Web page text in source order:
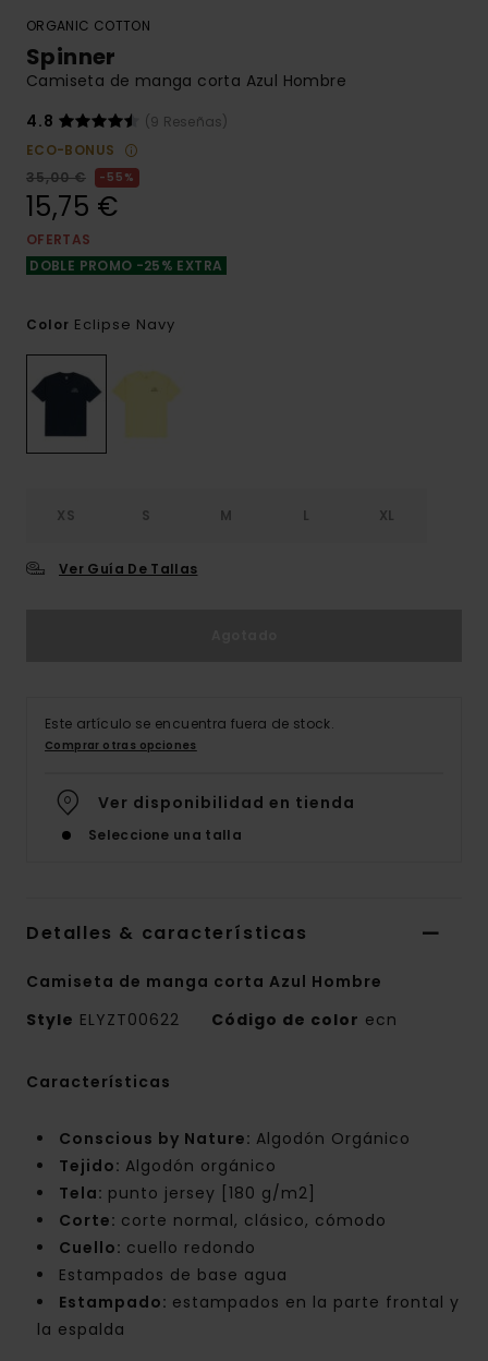
ORGANIC COTTON
Spinner
Camiseta de manga corta Azul Hombre
4.8
(9 Reseñas)
ECO-BONUS
35,00 €
55%
15,75 €
OFERTAS
DOBLE PROMO -25% EXTRA
Color Eclipse Navy
XS S M L XL
Ver Guía De Tallas
Este artículo se encuentra fuera de stock.
Comprar otras opciones
Ver disponibilidad en tienda
Seleccione una talla
Detalles & características
Camiseta de manga corta Azul Hombre
Style ELYZT00622 Código de color ecn
Características
Conscious by Nature: Algodón Orgánico
Tejido: Algodón orgánico
Tela: punto jersey [180 g/m2]
Corte: corte normal, clásico, cómodo
Cuello: cuello redondo
Estampados de base agua
Estampado: estampados en la parte frontal y
la espalda